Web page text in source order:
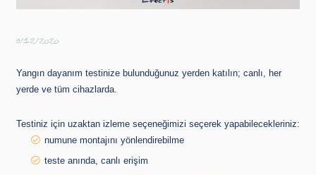
9/12/2020
Yangın dayanım testinize bulunduğunuz yerden katılın; canlı, her
yerde ve tüm cihazlarda.
Testiniz için uzaktan izleme seçeneğimizi seçerek yapabilecekleriniz:
numune montajını yönlendirebilme
teste anında, canlı erişim